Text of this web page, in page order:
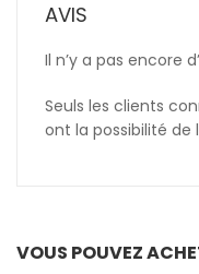
AVIS
Il n’y a pas encore
Seuls les clients
ont la possibilité de
VOUS POUVEZ